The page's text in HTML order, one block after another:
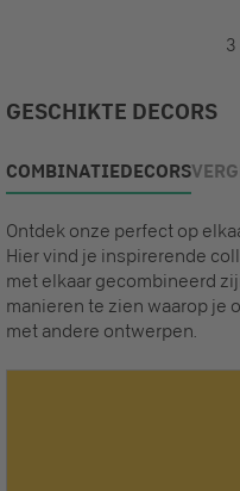
3
GESCHIKTE DECORS
COMBINATIEDECORS
Ontdek onze perfect op
Hier vind je inspirerende
met elkaar gecombineerd
manieren te zien waarop je
met andere ontwerpen.